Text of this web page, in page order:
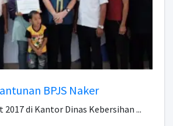
BPJS Naker
2017 di Kantor Dinas Kebersihan ...